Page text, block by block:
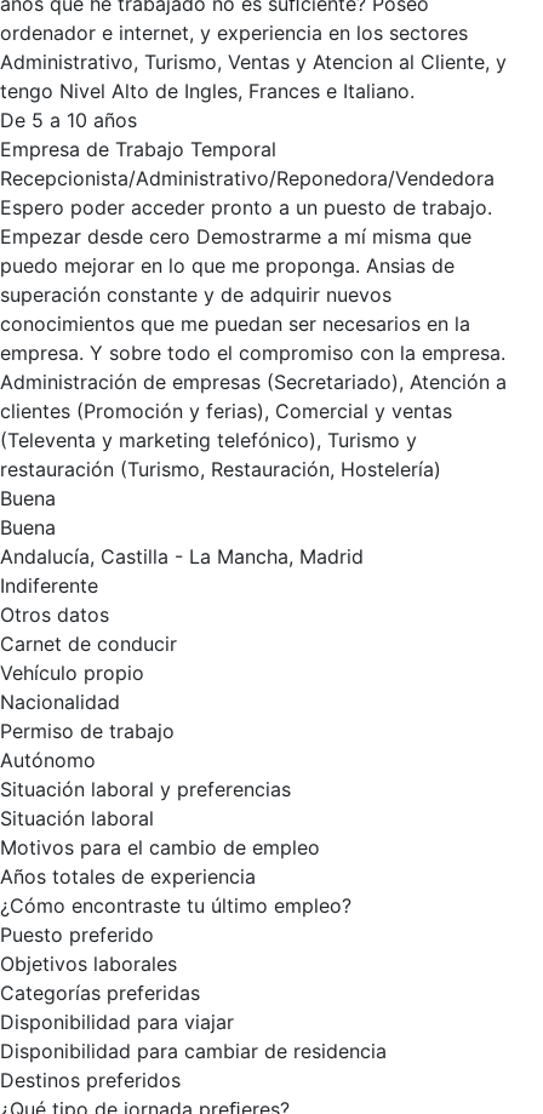
ordenador e internet, y experiencia en los sectores
Administrativo, Turismo, Ventas y Atencion al Cliente, y
tengo Nivel Alto de Ingles, Frances e Italiano.
De 5 a 10 años
Empresa de Trabajo Temporal
Recepcionista/Administrativo/Reponedora/Vendedora
Espero poder acceder pronto a un puesto de trabajo.
Empezar desde cero Demostrarme a mí misma que
puedo mejorar en lo que me proponga. Ansias de
superación constante y de adquirir nuevos
conocimientos que me puedan ser necesarios en la
empresa. Y sobre todo el compromiso con la empresa.
Administración de empresas (Secretariado), Atención a
clientes (Promoción y ferias), Comercial y ventas
(Televenta y marketing telefónico), Turismo y
restauración (Turismo, Restauración, Hostelería)
Buena
Buena
Andalucía, Castilla - La Mancha, Madrid
Indiferente
Otros datos
Carnet de conducir
Vehículo propio
Nacionalidad
Permiso de trabajo
Autónomo
Situación laboral y preferencias
Situación laboral
Motivos para el cambio de empleo
Años totales de experiencia
¿Cómo encontraste tu último empleo?
Puesto preferido
Objetivos laborales
Categorías preferidas
Disponibilidad para viajar
Disponibilidad para cambiar de residencia
Destinos preferidos
¿Qué tipo de jornada preﬁeres?